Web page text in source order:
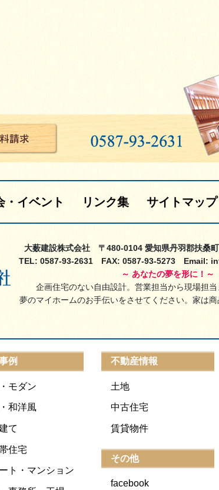
・イベント リンク集 サイトマップ
大薮建設株式会社 〒480-0104 愛知県丹羽郡扶桑
TEL: 0587-93-2631 FAX: 0587-93-5273 Email:
～ あなたの夢を形に！～
企画住宅のない自由設計。営業担当から現場担当
夢のマイホームのお手伝いをさせてください。家は商
例
モダン
和洋風
て
住宅
ト・マンション
不動産情報
土地
中古住宅
賃貸物件
その他
facebook